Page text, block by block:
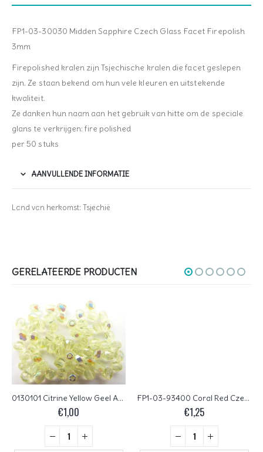
FP1-03-30030 Midden Sapphire Czech Glass Facet Firepolish
3mm
Firepolished kralen zijn Tsjechische kralen die facet geslepen
zijn. Ze staan bekend om hun vele kleuren en uitstekende
kwaliteit.
Ze danken hun naam aan het gebruik van hitte om de speciale
glans te verkrijgen: fire polished
per 50 stuks
AANVULLENDE INFORMATIE
Land van herkomst: Tsjechië
GERELATEERDE PRODUCTEN
0130101 Citrine Yellow Geel AB Czech Glass Facet Firepolish 3mm 60 stuks
€1,00
FP1-03-93400 Coral Red Czech Glass Facet Firepolish 3mm 50 stuks
€1,25